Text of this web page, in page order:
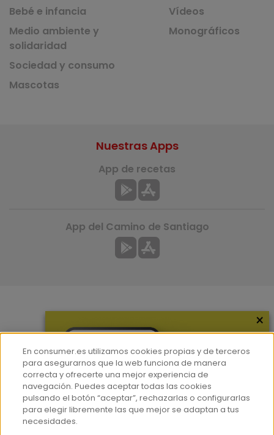
Bebé e infancia
Medio ambiente y
solidaridad
Sociedad y consumo
Mascotas
Vídeos
Monográficos
Hemeroteca
Contacto
Prensa
Corpus Lingüístico Consumer
Nuestras Apps
App de recetas
App del Camino de Santiago
×
En consumer.es utilizamos cookies propias y de terceros
para asegurarnos que la web funciona de manera
correcta y ofrecerte una mejor experiencia de
navegación. Puedes aceptar todas las cookies
pulsando el botón “aceptar”, rechazarlas o configurarlas
para elegir libremente las que mejor se adaptan a tus
necesidades.